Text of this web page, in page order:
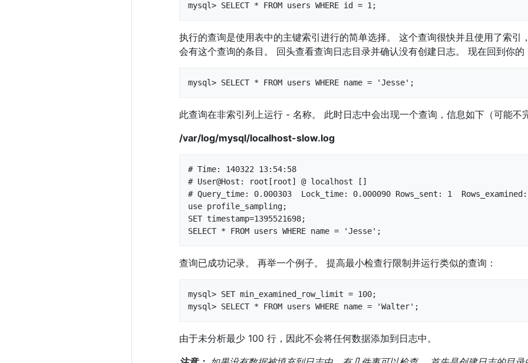
mysql> SELECT * FROM users WHERE id = 1;
执行的查询是使用表中的主键索引进行的简单选择。 这个查询很快并且使用了索引
会有这个查询的条目。 回头查看查询日志目录并确认没有创建日志。 现在回到你的
mysql> SELECT * FROM users WHERE name = 'Jesse';
此查询在非索引列上运行 - 名称。 此时日志中会出现一个查询，信息如下（可能不
/var/log/mysql/localhost-slow.log
# Time: 140322 13:54:58
# User@Host: root[root] @ localhost []
# Query_time: 0.000303  Lock_time: 0.000090 Rows_sent: 1
use profile_sampling;
SET timestamp=1395521698;
SELECT * FROM users WHERE name = 'Jesse';
查询已成功记录。 再举一个例子。 提高最小检查行限制并运行类似的查询：
mysql> SET min_examined_row_limit = 100;
mysql> SELECT * FROM users WHERE name = 'Walter';
由于未分析最少 100 行，因此不会将任何数据添加到日志中。